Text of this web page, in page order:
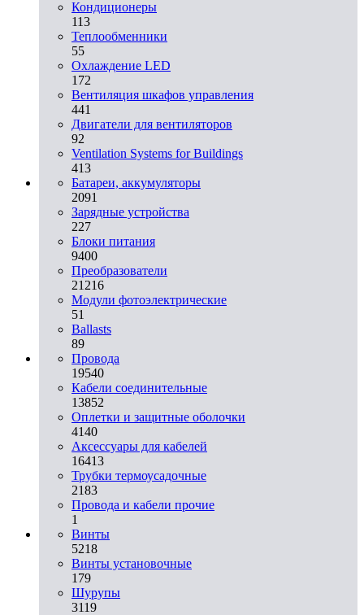
Кондиционеры
113
Теплообменники
55
Охлаждение LED
172
Вентиляция шкафов управления
441
Двигатели для вентиляторов
92
Ventilation Systems for Buildings
413
Батареи, аккумуляторы
2091
Зарядные устройства
227
Блоки питания
9400
Преобразователи
21216
Модули фотоэлектрические
51
Ballasts
89
Провода
19540
Кабели соединительные
13852
Оплетки и защитные оболочки
4140
Аксессуары для кабелей
16413
Трубки термоусадочные
2183
Провода и кабели прочие
1
Винты
5218
Винты установочные
179
Шурупы
3119